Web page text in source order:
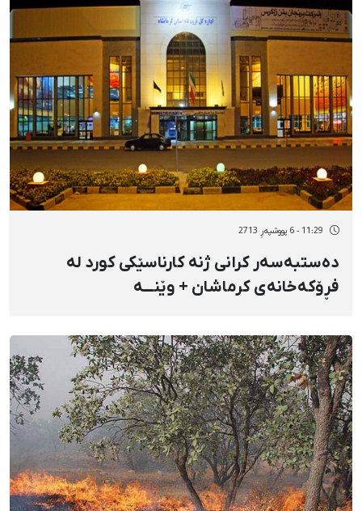
11:29 - 6 پووشپەڕ 2713
دەستبەسەر کرانی ژنە کارناسێکی کورد لە
فڕۆکەخانەی کرماشان + وێنـــە